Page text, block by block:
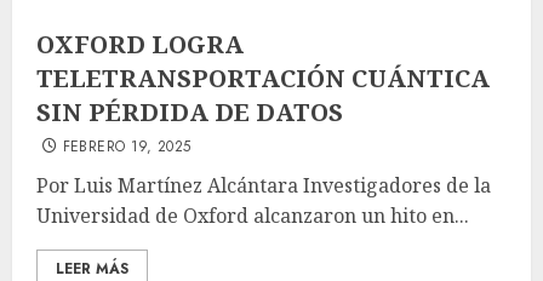
OXFORD LOGRA
TELETRANSPORTACIÓN CUÁNTICA
SIN PÉRDIDA DE DATOS
FEBRERO 19, 2025
Por Luis Martínez Alcántara Investigadores de la
Universidad de Oxford alcanzaron un hito en...
LEER MÁS